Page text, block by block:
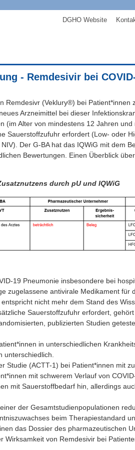
DGHO Website
- Remdesivir bei
Remdesivr (Veklury®) bei
Arzneimittel bei dieser
(im Alter von mindestens 12 Jahren
Sauerstoffzufuhr erfordert (Low- oder
Der G-BA hat das IQWiG mit dem
Bewertungen. Einen Überblick
durch pU und IQWiG
19 Pneumonie insbesondere bei
zugelassene antivirale Medikament für
nicht mehr dem Stand des
Sauerstoffzufuhr erfordert,
publizierten Studien
in unterschiedlichen
unterschiedlich.
Studie (ACTT-1) bei Patient*innen mit
mit schwerem Verlauf von
mit Sauerstoffbedarf hin, allerdings
der Gesamtstudienpopulationen
beim Therapiestandard
das Dossier des pharmazeutischen
Wirksamkeit von Remdesivir bei